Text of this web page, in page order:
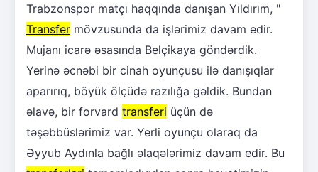
Trabzonspor matçı haqqında danışan Yıldırım, "
Transfer mövzusunda da işlərimiz davam edir.
Mujanı icarə əsasında Belçikaya göndərdik.
Yerinə əcnəbi bir cinah oyunçusu ilə danışıqlar
aparırıq, böyük ölçüdə razılığa gəldik. Bundan
əlavə, bir forvard transferi üçün də
təşəbbüslərimiz var. Yerli oyunçu olaraq da
Əyyub Aydınla bağlı əlaqələrimiz davam edir. Bu